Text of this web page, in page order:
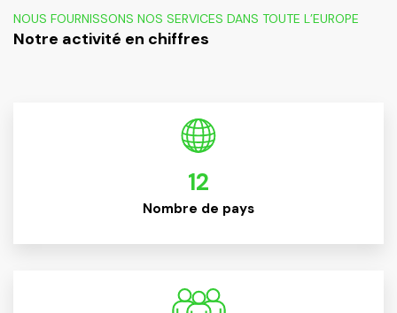
NOUS FOURNISSONS NOS SERVICES DANS TOUTE L’EUROPE
Notre activité en chiffres
12
Nombre de pays